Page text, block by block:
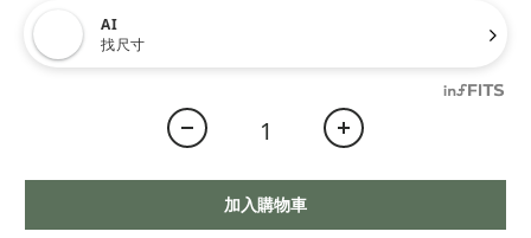
AI
找尺寸
加入購物車